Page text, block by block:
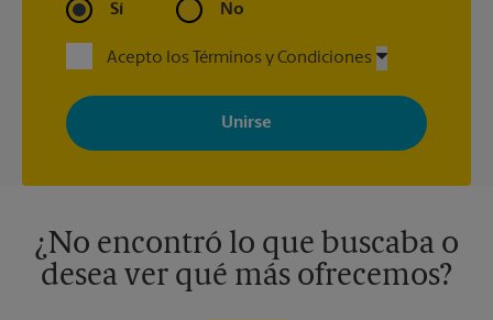
Sí No
Acepto los Términos y Condiciones
Al registrarse, acepta recibir correos electrónicos de The UPS
Store con noticias, ofertas especiales, promociones y mensajes
adaptados a sus intereses. Puede darse de baja en cualquier
momento. Para más información, consulte nuestra política de
¿No encontró lo que buscaba o
desea ver qué más ofrecemos?